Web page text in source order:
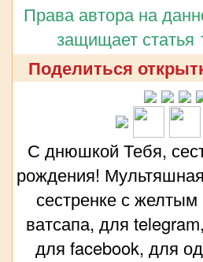
Права автора на
защищает
Поделиться
С днюшкой Тебя,
рождения!
сестренке с
ватсапа, для
для facebook, для